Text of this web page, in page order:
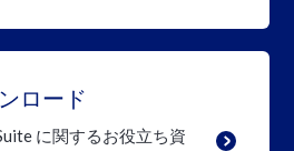
ロード
に関するお役立ち資